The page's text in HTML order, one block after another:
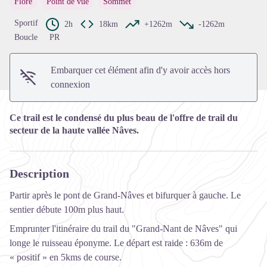
Sportif 2h 18km +1262m
-1262m
Boucle
PR
Embarquer cet élément afin d'y avoir accès hors
connexion
Ce trail est le condensé du plus beau de l'offre de trail du
secteur de la haute vallée Nâves.
Description
Partir après le pont de Grand-Nâves et bifurquer à gauche. Le
sentier débute 100m plus haut.
Emprunter l'itinéraire du trail du "Grand-Nant de Nâves" qui
longe le ruisseau éponyme. Le départ est raide : 636m de
« positif » en 5kms de course.